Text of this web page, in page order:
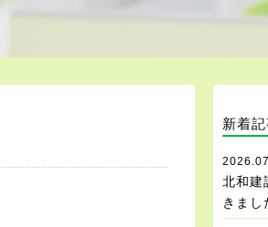
新着
北和建
きまし